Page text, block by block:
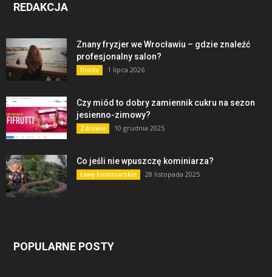
REDAKCJA
Znany fryzjer we Wrocławiu – gdzie znaleźć
profesjonalny salon?
Uroda 1 lipca 2026
Czy miód to dobry zamiennik cukru na sezon
jesienno-zimowy?
Zdrowie 10 grudnia 2025
Co jeśli nie wpuszczę kominiarza?
Ławy kominiarskie 28 listopada 2025
POPULARNE POSTY